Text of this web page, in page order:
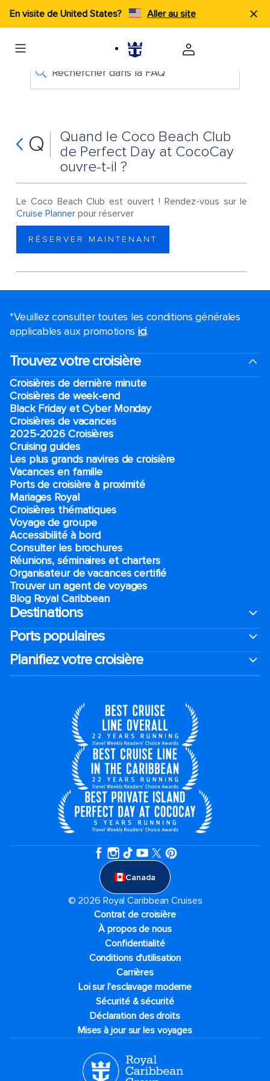
En visite de United States? Aller au site
Rechercher dans la FAQ
Q
Quand le Coco Beach Club
de Perfect Day at CocoCay
ouvre-t-il ?
Le Coco Beach Club est ouvert ! Rendez-vous sur le
Cruise Plannerpour réserver
RÉSERVER MAINTENANT
*Veuillez consulter toutes les conditions générales
applicables aux promotions ici.
Trouvez votre croisière
Croisières de dernière minute
Croisières de week-end
Black Friday et Cyber Monday
Croisières de vacances
2025-2026 Croisières
Cruising guides
Les plus grands navires de croisière
Vacances en famille
Ports de croisière à proximité
Mariages Royal
Croisières thématiques
Voyage de groupe​
Accessibilité à bord​
Consulter les brochures
Réunions, séminaires et charters
Organisateur de vacances certifié
Trouver un agent de voyages
Blog Royal Caribbean
Destinations
Ports populaires
Planifiez votre croisière
Canada
© 2026 Royal Caribbean Cruises
Contrat de croisière
À propos de nous
Confidentialité
Conditions d'utilisation
Carrières
Loi sur l'esclavage moderne
Sécurité & sécurité
Déclaration des droits
Mises à jour sur les voyages